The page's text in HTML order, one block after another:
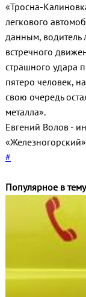
«Тросна-
легкового
данным, водитель
встречного
страшного удара
пятеро человек,
свою очередь
металла».
Евгений Волов -
#
Популярное в